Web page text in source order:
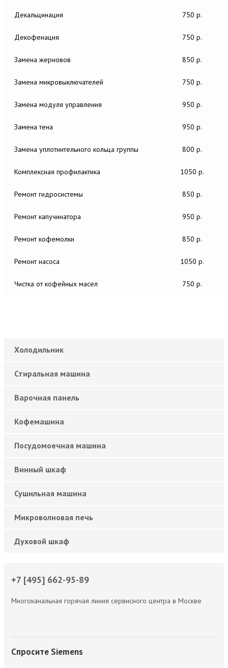
Декальцинация 750 р.
Декофенация 750 р.
Замена жерновов 850 р.
Замена микровыключателей 750 р.
Замена модуля управления 950 р.
Замена тена 950 р.
Замена уплотнительного кольца группы 800 р.
Комплексная профилактика 1050 р.
Ремонт гидросистемы 850 р.
Ремонт капучинатора 950 р.
Ремонт кофемолки 850 р.
Ремонт насоса 1050 р.
Чистка от кофейных масел 750 р.
Холодильник
Стиральная машина
Варочная панель
Кофемашина
Посудомоечная машина
Винный шкаф
Сушильная машина
Микроволновая печь
Духовой шкаф
+7 [495] 662-95-89
Многоканальная горячая линия сервисного центра в Москве
Спросите Siemens